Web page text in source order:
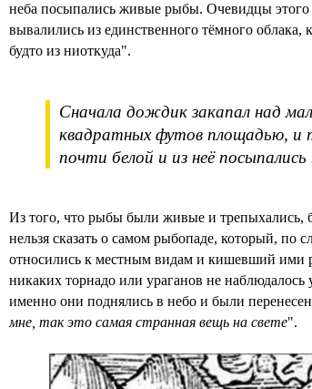
неба посыпались живые рыбы. Очевидцы этого
вывалились из единственного тёмного облака,
будто из ниоткуда".
Сначала дождик закапал над
квадратных футов площадью, и
почти белой и из неё
Из того, что рыбы были живые и трепыхались,
нельзя сказать о самом рыбопаде, который, по
относились к местным видам и кишевший ими
никаких торнадо или ураганов не
именно они поднялись в небо и были
мне, так это самая странная вещь на свете".